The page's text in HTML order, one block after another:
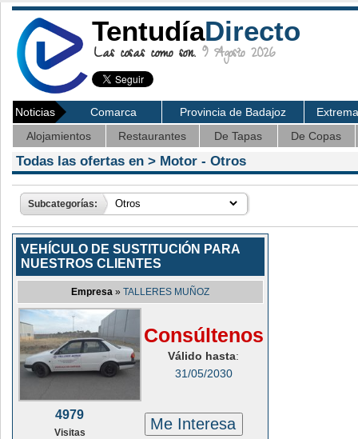
TentudíaDirecto
Las cosas como son. 9 Agosto 2026
Noticias Comarca Provincia de Badajoz
Alojamientos
Restaurantes De Tapas De Copas
Todas las ofertas en > Motor - Otros
Subcategorías:
VEHÍCULO DE SUSTITUCIÓN PARA
NUESTROS CLIENTES
Empresa » TALLERES MUÑOZ
Consúltenos
Válido hasta:
31/05/2030
4979
Visitas Me Interesa